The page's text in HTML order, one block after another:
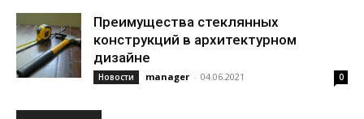
Преимущества стеклянных
конструкций в архитектурном
дизайне
Новости manager - 04.06.2021 0